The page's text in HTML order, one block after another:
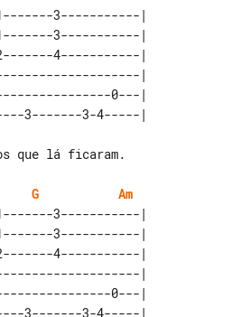
3-----------|
3-----------|
4-----------|
|
0---|
G
Am
3-----------|
3-----------|
4-----------|
|
0---|